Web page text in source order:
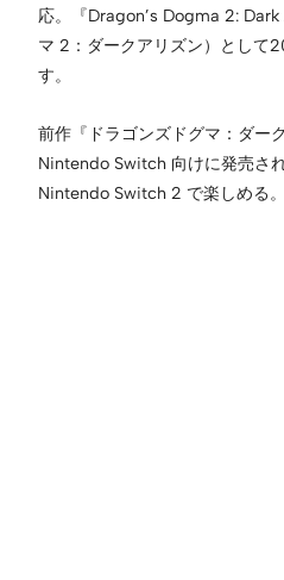
応。『Dragon’s Dogma 2:
マ 2：ダークアリズン）として
す。
前作『ドラゴンズドグマ：ダー
Nintendo Switch 向けに発売さ
Nintendo Switch 2 で楽しめる。